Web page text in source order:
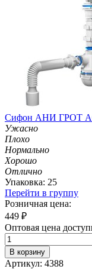
Сифон АНИ ГРОТ
Ужасно
Плохо
Нормально
Хорошо
Отлично
Упаковка: 25
Перейти в группу
Розничная цена:
449 ₽
Оптовая цена
В корзину
Артикул: 4388